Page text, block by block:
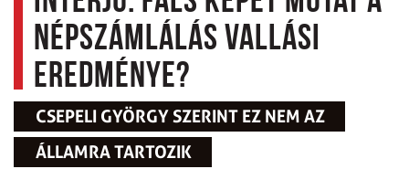
népszámlálás vallási
eredménye?
CSEPELI GYÖRGY SZERINT EZ NEM AZ
ÁLLAMRA TARTOZIK